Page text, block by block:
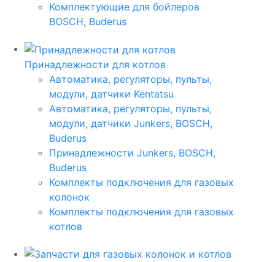
Комплектующие для бойлеров
BOSCH, Buderus
Принадлежности для котлов
Автоматика, регуляторы, пульты,
модули, датчики Kentatsu
Автоматика, регуляторы, пульты,
модули, датчики Junkers, BOSCH,
Buderus
Принадлежности Junkers, BOSCH,
Buderus
Комплекты подключения для газовых
колонок
Комплекты подключения для газовых
котлов